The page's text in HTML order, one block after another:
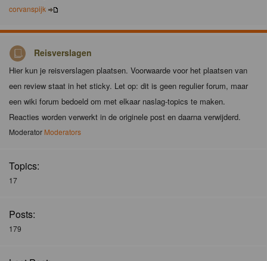
corvanspijk
Reisverslagen
Hier kun je reisverslagen plaatsen. Voorwaarde voor het plaatsen van
een review staat in het sticky. Let op: dit is geen regulier forum, maar
een wiki forum bedoeld om met elkaar naslag-topics te maken.
Reacties worden verwerkt in de originele post en daarna verwijderd.
Moderator Moderators
Topics:
17
Posts:
179